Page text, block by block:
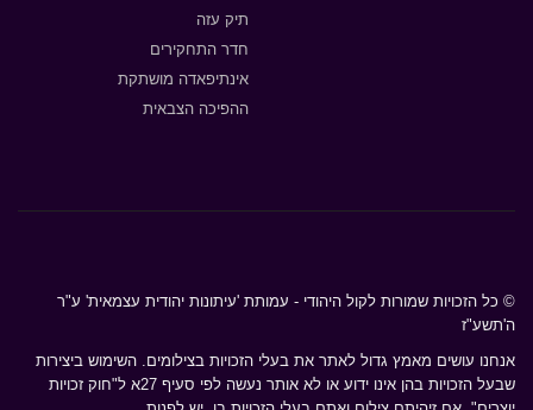
תיק עזה
חדר התחקירים
אינתיפאדה מושתקת
ההפיכה הצבאית
© כל הזכויות שמורות לקול היהודי - עמותת 'עיתונות יהודית עצמאית' ע"ר
ה'תשע"ז
אנחנו עושים מאמץ גדול לאתר את בעלי הזכויות בצילומים. השימוש ביצירות
שבעל הזכויות בהן אינו ידוע או לא אותר נעשה לפי סעיף 27א ל"חוק זכויות